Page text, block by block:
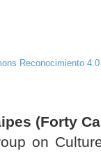
Reconocimiento
(Forty
on